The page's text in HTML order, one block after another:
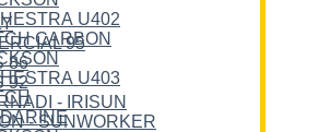
95
86
92
- IRISUN
- SUNWORKER